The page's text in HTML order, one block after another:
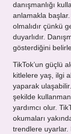
danışmanlığı
anlamakla başlar.
olmalıdır çünkü
duyarlıdır.
gösterdiğini
TikTok’un güçlü
kitlelere yaş, ilgi
yaparak
şekilde
yardımcı olur.
okumaları
trendlere uyarlar.